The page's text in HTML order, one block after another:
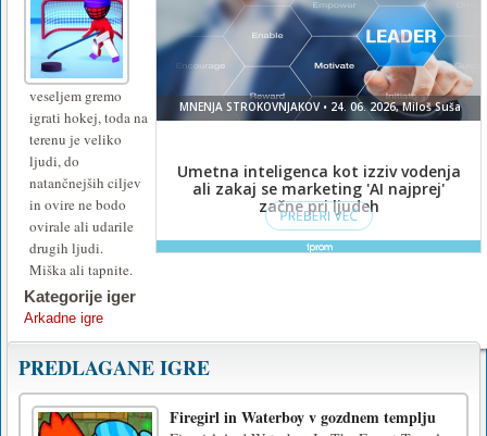
veseljem gremo
igrati hokej, toda na
terenu je veliko
ljudi, do
natančnejših ciljev
in ovire ne bodo
ovirale ali udarile
drugih ljudi.
Miška ali tapnite.
Kategorije iger
Arkadne igre
PREDLAGANE IGRE
Firegirl in Waterboy v gozdnem templju